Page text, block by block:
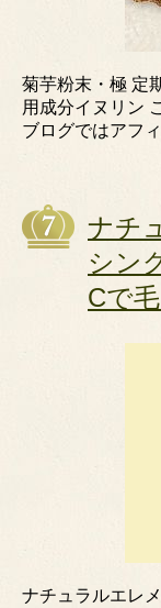
菊芋粉末・極 定
用成分イヌリン
ブログではアフ
ナチ
シン
Cで
ナチュラルエレ